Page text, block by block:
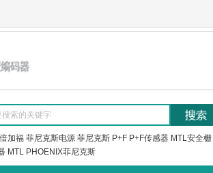
倍加福 菲尼克斯电源 菲尼克斯 P+F P+F传感器 MTL安全栅
MTL PHOENIX菲尼克斯